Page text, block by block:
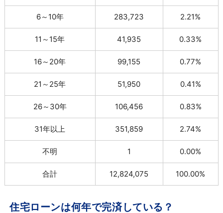
6～10年 283,723 2.21%
11～15年 41,935 0.33%
16～20年 99,155 0.77%
21～25年 51,950 0.41%
26～30年 106,456 0.83%
31年以上 351,859 2.74%
不明 1 0.00%
合計 12,824,075 100.00%
住宅ローンは何年で完済している？